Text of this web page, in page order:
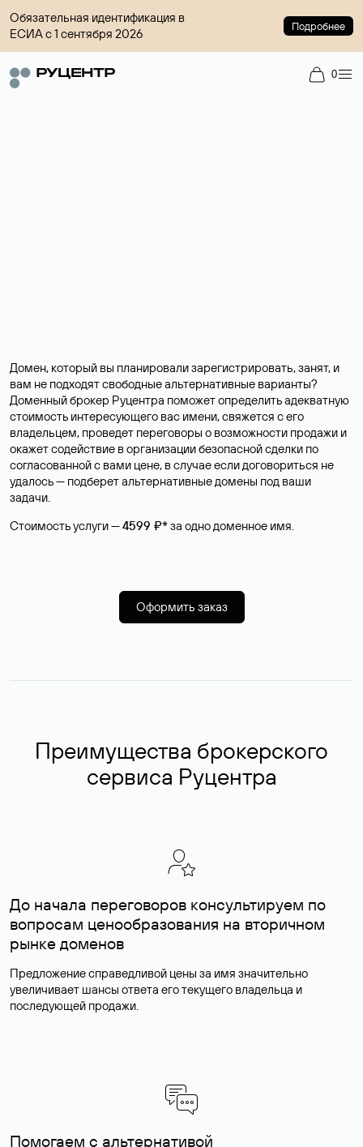
Обязательная идентификация в
ЕСИА с 1 сентября 2026
Подробнее
0
Домен, который вы планировали зарегистрировать, занят, и
вам не подходят свободные альтернативные варианты?
Доменный брокер Руцентра поможет определить адекватную
стоимость интересующего вас имени, свяжется с его
владельцем, проведет переговоры о возможности продажи и
окажет содействие в организации безопасной сделки по
согласованной с вами цене, в случае если договориться не
удалось — подберет альтернативные домены под ваши
задачи.
Стоимость услуги —4599 ₽*за одно доменное имя.
Оформить заказ
Преимущества брокерского
сервиса Руцентра
До начала переговоров консультируем по
вопросам ценообразования на вторичном
рынке доменов
Предложение справедливой цены за имя значительно
увеличивает шансы ответа его текущего владельца и
последующей продажи.
Помогаем с альтернативой